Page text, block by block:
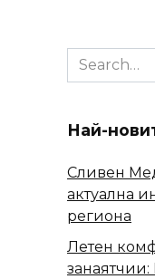
Search
for:
Най-
Сливен
актуална
региона
Летен
занаятчии: